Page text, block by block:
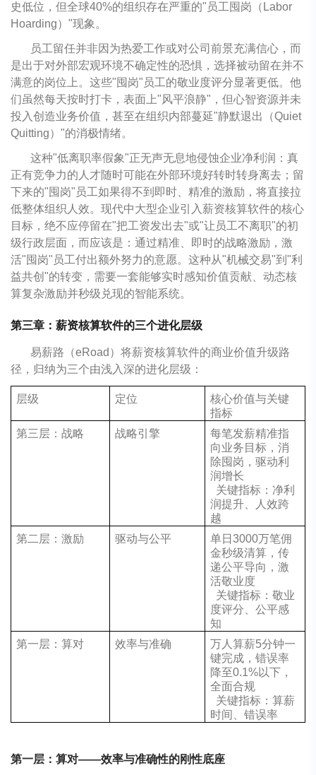
史低位，但全球40%的组织存在严重的"员工囤岗（Labor
Hoarding）"现象。
员工留任并非因为热爱工作或对公司前景充满信心，而
是出于对外部宏观环境不确定性的恐惧，选择被动留在并不
满意的岗位上。这些"囤岗"员工的敬业度评分显著更低。他
们虽然每天按时打卡，表面上"风平浪静"，但心智资源并未
投入创造业务价值，甚至在组织内部蔓延"静默退出（Quiet
Quitting）"的消极情绪。
这种"低离职率假象"正无声无息地侵蚀企业净利润：真
正有竞争力的人才随时可能在外部环境好转时转身离去；留
下来的"囤岗"员工如果得不到即时、精准的激励，将直接拉
低整体组织人效。现代中大型企业引入薪资核算软件的核心
目标，绝不应停留在"把工资发出去"或"让员工不离职"的初
级行政层面，而应该是：通过精准、即时的战略激励，激
活"囤岗"员工付出额外努力的意愿。这种从"机械交易"到"利
益共创"的转变，需要一套能够实时感知价值贡献、动态核
算复杂激励并秒级兑现的智能系统。
第三章：薪资核算软件的三个进化层级
易薪路（eRoad）将薪资核算软件的商业价值升级路
径，归纳为三个由浅入深的进化层级：
层级 定位
核心价值与关键
指标
第三层：战略
战略引擎
每笔发薪精准指
向业务目标，消
除囤岗，驱动利
润增长
关键指标：净利
润提升、人效跨
越
第二层：激励
驱动与公平
单日3000万笔佣
金秒级清算，传
递公平导向，激
活敬业度
关键指标：敬业
度评分、公平感
知
第一层：算对
效率与准确
万人算薪5分钟一
键完成，错误率
降至0.1%以下，
全面合规
关键指标：算薪
时间、错误率
第一层：算对——效率与准确性的刚性底座